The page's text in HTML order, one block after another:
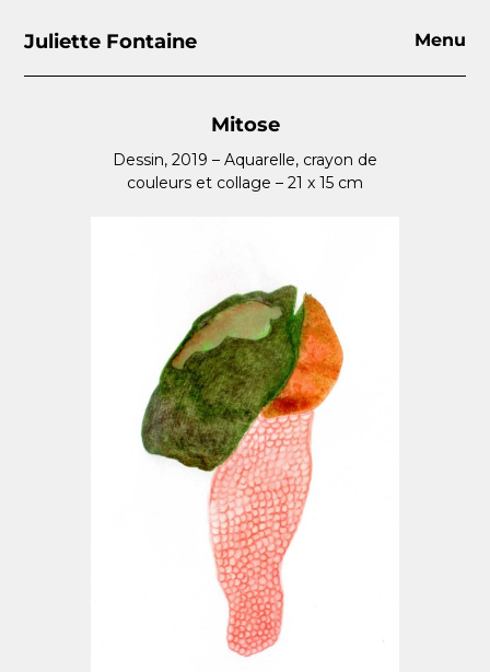
Juliette Fontaine Menu
Mitose
Dessin, 2019 – Aquarelle, crayon de
couleurs et collage – 21 x 15 cm